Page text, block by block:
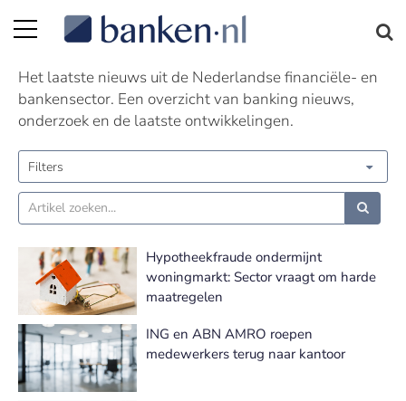
Nieuws | Pagina 35
Het laatste nieuws uit de Nederlandse financiële- en
bankensector. Een overzicht van banking nieuws,
onderzoek en de laatste ontwikkelingen.
Filters
Hypotheekfraude ondermijnt
woningmarkt: Sector vraagt om harde
maatregelen
ING en ABN AMRO roepen
medewerkers terug naar kantoor